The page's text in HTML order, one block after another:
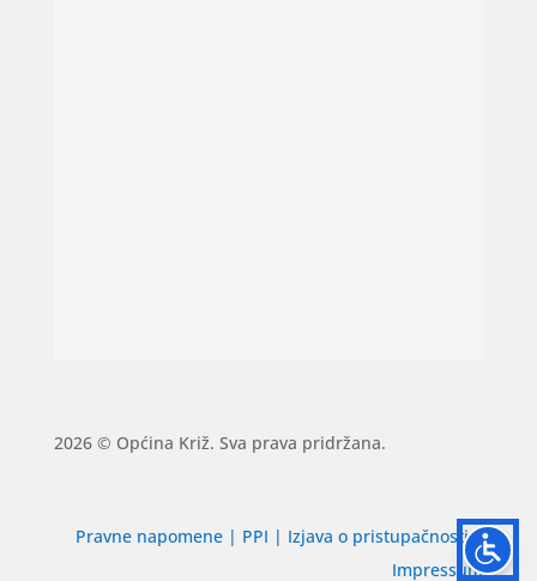
2026 © Općina Križ. Sva prava pridržana.
Pravne napomene | PPI | Izjava o pristupačnosti|
Impressum